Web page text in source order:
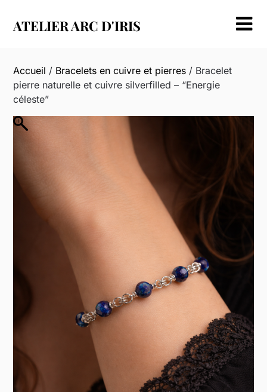
ATELIER ARC D'IRIS
Accueil / Bracelets en cuivre et pierres / Bracelet
pierre naturelle et cuivre silverfilled – “Energie
céleste”